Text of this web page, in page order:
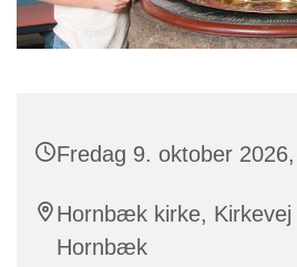
Fredag 9. oktober
Hornbæk kirke, Kirkevej
Hornbæk